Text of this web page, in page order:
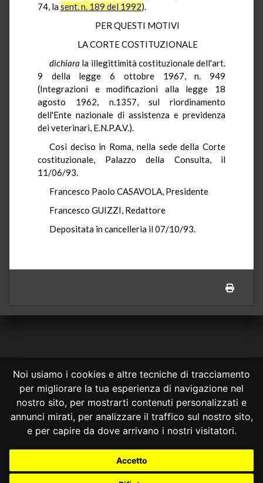
Noi usiamo i cookies e altre tecniche di tracciamento
per migliorare la tua esperienza di navigazione nel
nostro sito, per mostrarti contenuti personalizzati e
annunci mirati, per analizzare il traffico sul nostro sito,
e per capire da dove arrivano i nostri visitatori.
Accetto
74, lasent. n. 189 del 1992).
PER QUESTI MOTIVI
LA CORTE COSTITUZIONALE
dichiara la illegittimità costituzionale dell'art.
9 della legge 6 ottobre 1967, n. 949
(Integrazioni e modificazioni alla legge 18
agosto 1962, n.1357, sul riordinamento
dell'Ente nazionale di assistenza e previdenza
dei veterinari, E.N.P.A.V.).
Così deciso in Roma, nella sede della Corte
costituzionale, Palazzo della Consulta, il
11/06/93.
Francesco Paolo CASAVOLA, Presidente
Francesco GUIZZI, Redattore
Depositata in cancelleria il 07/10/93.
CONSULTA ONLINE DAL 1995 -NOTE LEGALI
Consulta OnLine non ha prodotto e non è responsabile per i contenuti e
le informazioni legali di siti collegati.
costituisce una relazione di consulenza legale.
Nessuno deve confidare o agire in base alle informazioni disponibili in